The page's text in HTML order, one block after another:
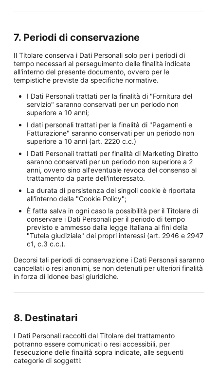
7. Periodi di conservazione
Il Titolare conserva i Dati Personali solo per i periodi di
tempo necessari al perseguimento delle finalità indicate
all'interno del presente documento, ovvero per le
tempistiche previste da specifiche normative.
I Dati Personali trattati per la finalità di "Fornitura del
servizio" saranno conservati per un periodo non
superiore a 10 anni;
I dati personali trattati per la finalità di "Pagamenti e
Fatturazione" saranno conservati per un periodo non
superiore a 10 anni (art. 2220 c.c.)
I Dati Personali trattati per finalità di Marketing Diretto
saranno conservati per un periodo non superiore a 2
anni, ovvero sino all'eventuale revoca del consenso al
trattamento da parte dell'interessato.
La durata di persistenza dei singoli cookie è riportata
all'interno della "Cookie Policy";
È fatta salva in ogni caso la possibilità per il Titolare di
conservare i Dati Personali per il periodo di tempo
previsto e ammesso dalla legge Italiana ai fini della
"Tutela giudiziale" dei propri interessi (art. 2946 e 2947
c1, c.3 c.c.).
Decorsi tali periodi di conservazione i Dati Personali saranno
cancellati o resi anonimi, se non detenuti per ulteriori finalità
in forza di idonee basi giuridiche.
8. Destinatari
I Dati Personali raccolti dal Titolare del trattamento
potranno essere comunicati o resi accessibili, per
l'esecuzione delle finalità sopra indicate, alle seguenti
categorie di soggetti: